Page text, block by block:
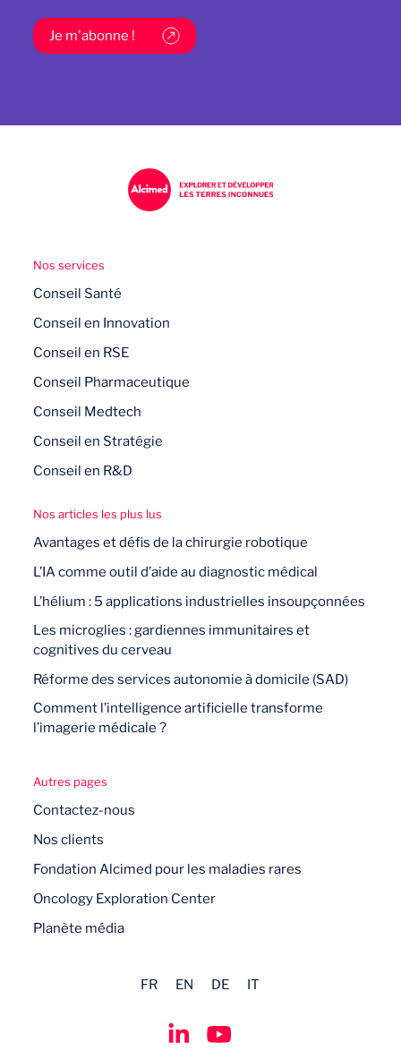
Je m'abonne !
Nos services
Conseil Santé
Conseil en Innovation
Conseil en RSE
Conseil Pharmaceutique
Conseil Medtech
Conseil en Stratégie
Conseil en R&D
Nos articles les plus lus
Avantages et défis de la chirurgie robotique
L’IA comme outil d’aide au diagnostic médical
L’hélium : 5 applications industrielles insoupçonnées
Les microglies : gardiennes immunitaires et
cognitives du cerveau
Réforme des services autonomie à domicile (SAD)
Comment l’intelligence artificielle transforme
l’imagerie médicale ?
Autres pages
Contactez-nous
Nos clients
Fondation Alcimed pour les maladies rares
Oncology Exploration Center
Planète média
FR EN DE IT